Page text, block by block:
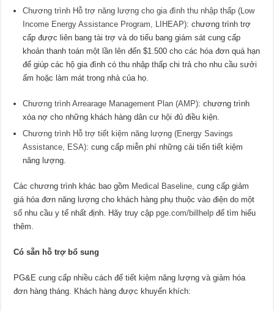
Chương trình Hỗ trợ năng lượng cho gia đình thu nhập thấp (Low
Income Energy Assistance Program, LIHEAP): chương trình trợ
cấp được liên bang tài trợ và do tiểu bang giám sát cung cấp
khoản thanh toán một lần lên đến $1.500 cho các hóa đơn quá hạn
để giúp các hộ gia đình có thu nhập thấp chi trả cho nhu cầu sưởi
ấm hoặc làm mát trong nhà của họ.
Chương trình Arrearage Management Plan (AMP): chương trình
xóa nợ cho những khách hàng dân cư hội đủ điều kiện.
Chương trình Hỗ trợ tiết kiệm năng lượng (Energy Savings
Assistance, ESA): cung cấp miễn phí những cải tiến tiết kiệm
năng lượng.
Các chương trình khác bao gồm Medical Baseline, cung cấp giảm
giá hóa đơn năng lượng cho khách hàng phụ thuộc vào điện do một
số nhu cầu y tế nhất định. Hãy truy cậppge.com/billhelp để tìm hiểu
thêm.
Có sẵn hỗ trợ bổ sung
PG&E cung cấp nhiều cách để tiết kiệm năng lượng và giảm hóa
đơn hàng tháng. Khách hàng được khuyến khích: